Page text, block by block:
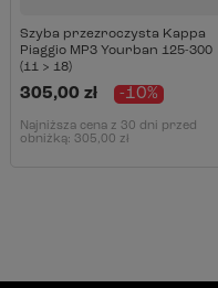
Szyba przezroczysta Kappa
Piaggio MP3 Yourban 125-300
(11 > 18)
305,00 zł -10%
Najniższa cena z 30 dni przed
obniżką: 305,00 zł